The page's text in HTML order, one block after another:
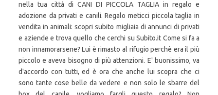
nella tua città di CANI DI PICCOLA TAGLIA in regalo e
adozione da privati e canili. Regalo meticci piccola taglia in
vendita in animali: scopri subito migliaia di annunci di privati
e aziende e trova quello che cerchi su Subito.it Come si fa a
non innamorarsene? Lui è rimasto al rifugio perchè era il più
piccolo e aveva bisogno di più attenzioni. E' buonissimo, va
d'accordo con tutti, ed è ora che anche lui scopra che ci
sono tante cose belle da vedere e non solo le sbarre del